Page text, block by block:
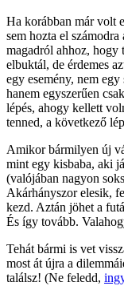
Ha korábban már volt
sem hozta el
magadról ahhoz, hogy
elbuktál, de érdemes
egy esemény, nem
hanem egyszerűen
lépés, ahogy kellett
tenned, a következő
Amikor bármilyen új
mint egy kisbaba, aki
(valójában nagyon
Akárhányszor elesik,
kezd. Aztán jöhet a
És így tovább.
Tehát bármi is vet
most át újra a
találsz! (Ne feledd,